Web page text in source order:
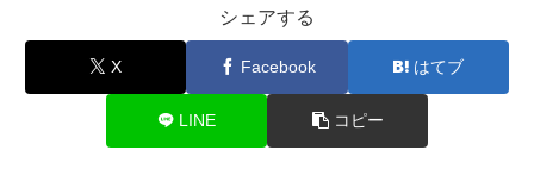
シェアする
X Facebook はてブ
LINE コピー